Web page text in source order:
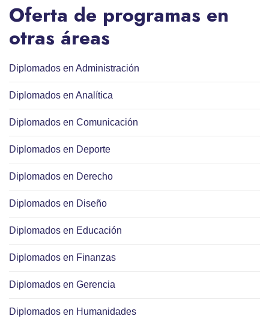
Oferta de programas en
otras áreas
Diplomados en Administración
Diplomados en Analítica
Diplomados en Comunicación
Diplomados en Deporte
Diplomados en Derecho
Diplomados en Diseño
Diplomados en Educación
Diplomados en Finanzas
Diplomados en Gerencia
Diplomados en Humanidades